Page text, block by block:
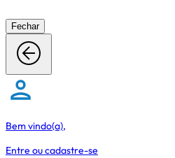
Fechar
Bem vindo(a),
Entre oucadastre-se